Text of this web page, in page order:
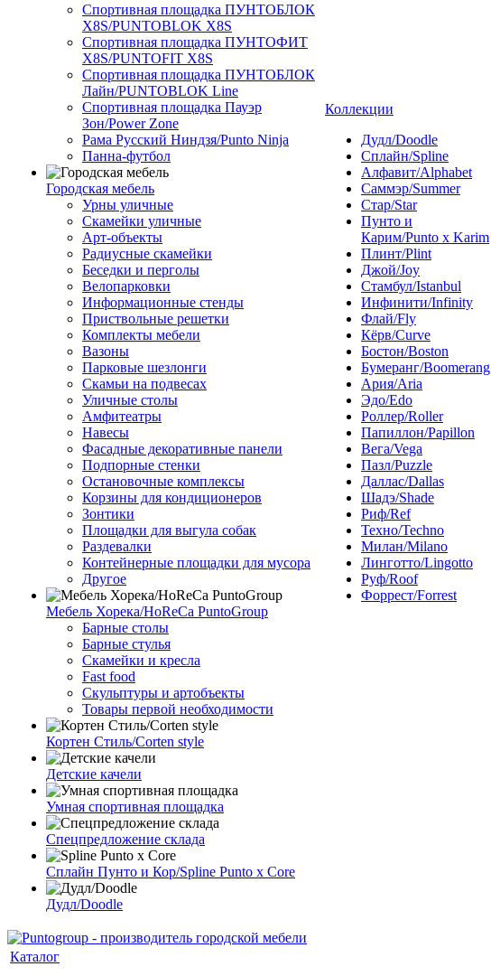
Спортивная площадка ПУНТОБЛОК
X8S/PUNTOBLOK X8S
Спортивная площадка ПУНТОФИТ
X8S/PUNTOFIT X8S
Спортивная площадка ПУНТОБЛОК
Лайн/PUNTOBLOK Line
Спортивная площадка Пауэр
Зон/Power Zone
Рама Русский Ниндзя/Punto Ninja
Панна-футбол
Городская мебель
Урны уличные
Скамейки уличные
Арт-объекты
Радиусные скамейки
Беседки и перголы
Велопарковки
Информационные стенды
Приствольные решетки
Комплекты мебели
Вазоны
Парковые шезлонги
Скамьи на подвесах
Уличные столы
Амфитеатры
Навесы
Фасадные декоративные панели
Подпорные стенки
Остановочные комплексы
Корзины для кондиционеров
Зонтики
Площадки для выгула собак
Раздевалки
Контейнерные площадки для мусора
Другое
Мебель Хорека/HoReCa PuntoGroup
Барные столы
Барные стулья
Скамейки и кресла
Fast food
Скульптуры и артобъекты
Товары первой необходимости
Кортен Стиль/Corten style
Детские качели
Умная спортивная площадка
Спецпредложение склада
Сплайн Пунто и Кор/Spline Punto x Core
Дудл/Doodle
Коллекции
Дудл/Doodle
Сплайн/Spline
Алфавит/Alphabet
Саммэр/Summer
Стар/Star
Пунто и
Карим/Punto x Karim
Плинт/Plint
Джой/Joy
Стамбул/Istanbul
Инфинити/Infinity
Флай/Fly
Кёрв/Curve
Бостон/Boston
Бумеранг/Boomerang
Ария/Aria
Эдо/Edo
Роллер/Roller
Папиллон/Papillon
Вега/Vega
Пазл/Puzzle
Даллас/Dallas
Шадэ/Shade
Риф/Ref
Техно/Techno
Милан/Milano
Линготто/Lingotto
Руф/Roof
Форрест/Forrest
Каталог